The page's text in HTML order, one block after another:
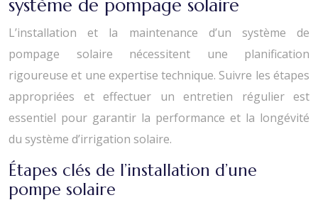
système de pompage solaire
L’installation et la maintenance d’un système de
pompage solaire nécessitent une planification
rigoureuse et une expertise technique. Suivre les étapes
appropriées et effectuer un entretien régulier est
essentiel pour garantir la performance et la longévité
du système d’irrigation solaire.
Étapes clés de l’installation d’une
pompe solaire